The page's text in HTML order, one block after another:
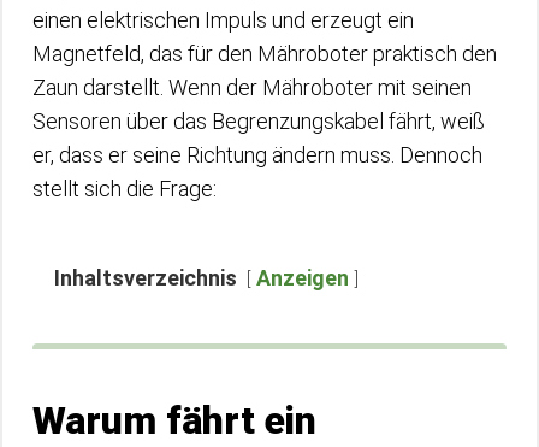
einen elektrischen Impuls und erzeugt ein
Magnetfeld, das für den Mähroboter praktisch den
Zaun darstellt. Wenn der Mähroboter mit seinen
Sensoren über das Begrenzungskabel fährt, weiß
er, dass er seine Richtung ändern muss. Dennoch
stellt sich die Frage:
Inhaltsverzeichnis Anzeigen
Warum fährt ein